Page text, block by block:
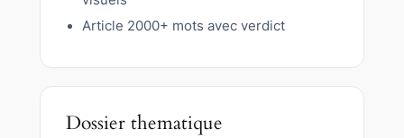
Article 2000+ mots avec verdict
Dossier thematique